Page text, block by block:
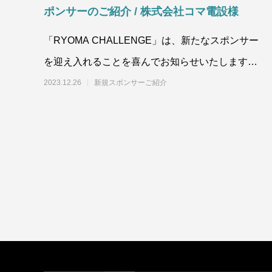
ポンサーのご紹介 / 株式会社コマ電設様
「RYOMA CHALLENGE」は、新たなスポンサー
を迎え入れることを喜んでお知らせいたします。
この度、株式会社コマ電設様のロゴステッカ
2023.12.26 新規スポンサーご紹介